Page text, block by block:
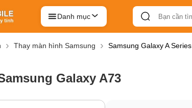
Danh mục
Thay màn hình Samsung Samsung Galaxy A Series
Galaxy A73